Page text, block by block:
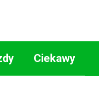
Ciekawy